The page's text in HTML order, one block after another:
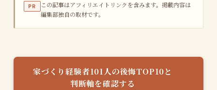
PR
この記事はアフィリエイトリンクを含みます。掲載内容は
編集部独自の取材です。
家づくり経験者101人の後悔TOP10と
判断軸を確認する